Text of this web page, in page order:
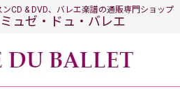
ンCD & DVD、バレエ楽譜の通販専門ショップ
ミュゼ・ドュ・バレエ